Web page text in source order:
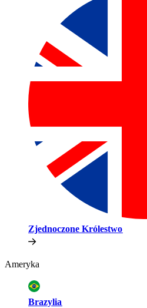
Zjednoczone Królestwo​​
Ameryka​​
Brazylia​​